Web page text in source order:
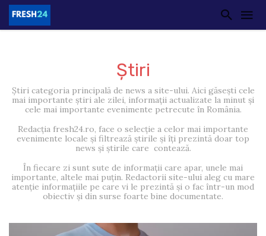
Știri
Știri categoria principală de news a site-ului. Aici găsești cele
mai importante știri ale zilei, informații actualizate la minut și
cele mai importante evenimente petrecute în România.
Redacția fresh24.ro, face o selecție a celor mai importante
evenimente locale și filtrează știrile și îți prezintă doar top
news și știrile care contează.
În fiecare zi sunt sute de informații care apar, unele mai
importante, altele mai puțin. Redactorii site-ului aleg cu mare
atenție informațiile pe care vi le prezintă și o fac într-un mod
obiectiv și din surse foarte bine documentate.